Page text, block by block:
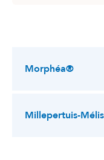
Morphéa®
Millepertuis-